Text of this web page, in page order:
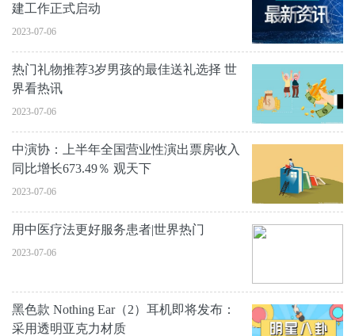
建工作正式启动
2023-07-06
热门礼物推荐3岁男孩的最佳送礼选择 世
界看热讯
2023-07-06
中演协：上半年全国营业性演出票房收入
同比增长673.49％ 观天下
2023-07-06
用中医疗法更好服务患者|世界热门
2023-07-06
黑色款 Nothing Ear（2）耳机即将发布：
采用透明亚克力材质